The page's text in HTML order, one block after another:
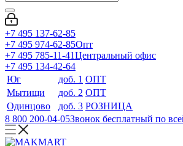
+7 495 137-62-85
+7 495 974-62-85Опт
+7 495 785-11-41Центральный офис
+7 495 134-42-64
Юг
доб. 1 ОПТ
Мытищи
доб. 2 ОПТ
Одинцово
доб. 3 РОЗНИЦА
8 800 200-04-05Звонок бесплатный по